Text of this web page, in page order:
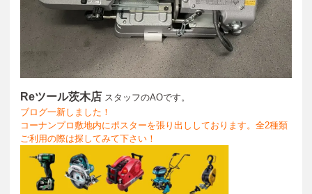
Reツール茨木店 スタッフのAOです。
ブログ一新しました！
コーナンプロ敷地内にポスターを張り出ししております。全2種類
ご利用の際は探してみて下さい！